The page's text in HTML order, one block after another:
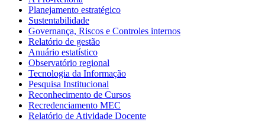
Planejamento estratégico
Sustentabilidade
Governança, Riscos e Controles internos
Relatório de gestão
Anuário estatístico
Observatório regional
Tecnologia da Informação
Pesquisa Institucional
Reconhecimento de Cursos
Recredenciamento MEC
Relatório de Atividade Docente